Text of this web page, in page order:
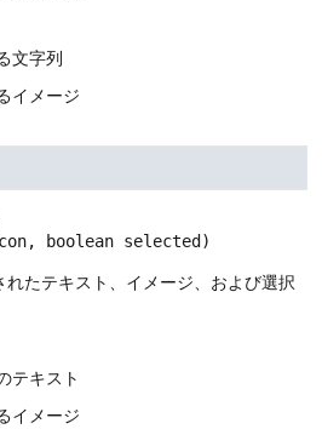
文字列
イメージ
boolean selected)
れたテキスト、イメージ、および選択
テキスト
イメージ